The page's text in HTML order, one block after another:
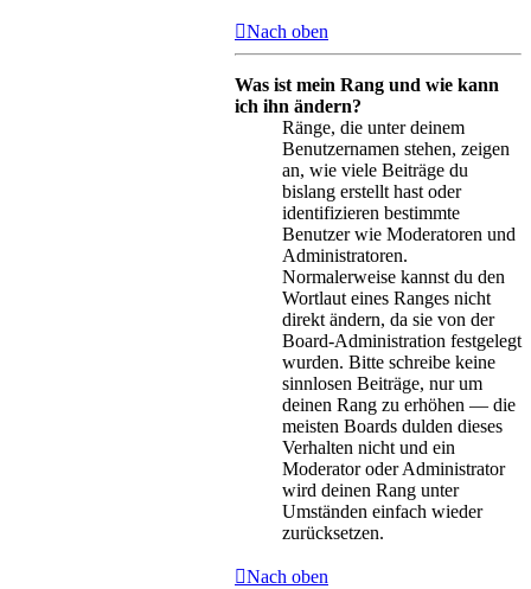
Nach oben
Was ist mein Rang und wie kann
ich ihn ändern?
Ränge, die unter deinem
Benutzernamen stehen, zeigen
an, wie viele Beiträge du
bislang erstellt hast oder
identifizieren bestimmte
Benutzer wie Moderatoren und
Administratoren.
Normalerweise kannst du den
Wortlaut eines Ranges nicht
direkt ändern, da sie von der
Board-Administration festgelegt
wurden. Bitte schreibe keine
sinnlosen Beiträge, nur um
deinen Rang zu erhöhen — die
meisten Boards dulden dieses
Verhalten nicht und ein
Moderator oder Administrator
wird deinen Rang unter
Umständen einfach wieder
zurücksetzen.
Nach oben